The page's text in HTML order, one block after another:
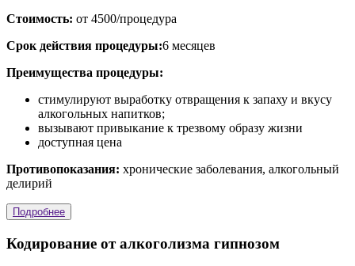
Стоимость: от 4500/процедура
Срок действия процедуры:6 месяцев
Преимущества процедуры:
стимулируют выработку отвращения к запаху и вкусу
алкогольных напитков;
вызывают привыкание к трезвому образу жизни
доступная цена
Противопоказания: хронические заболевания, алкогольный
делирий
Подробнее
Кодирование от алкоголизма гипнозом